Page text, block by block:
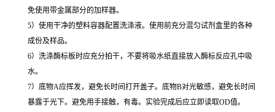
免使用带金属部分的加样器。
5）使用干净的塑料容器配置洗涤液。使用前充分混匀试剂盒里的各种
成份及样品。
6）洗涤酶标板时应充分拍干，不要将吸水纸直接放入酶标反应孔中吸
水。
7）底物A应挥发，避免长时间打开盖子。底物B对光敏感，避免长时间
暴露于光下。避免用手接触，有毒。实验完成后应立即读取OD值。